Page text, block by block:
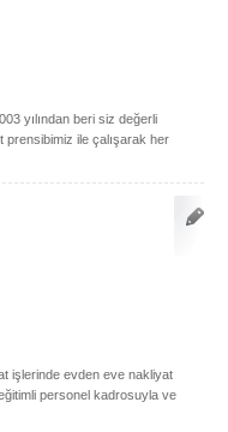
yılından beri siz değerli
prensibimiz ile çalışarak her
işlerinde evden eve nakliyat
personel kadrosuyla ve